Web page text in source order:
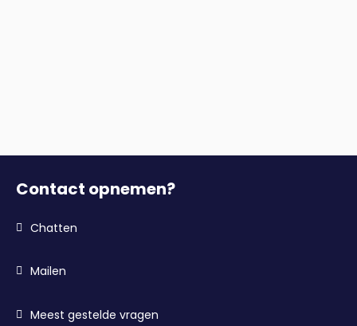
Contact opnemen?
Chatten
Mailen
Meest gestelde vragen